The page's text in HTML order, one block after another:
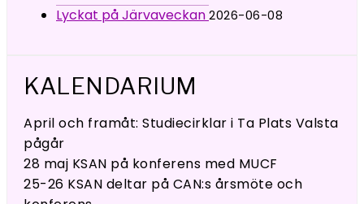
Lyckat på Järvaveckan 2026-06-08
KALENDARIUM
April och framåt: Studiecirklar i Ta Plats Valsta
pågår
28 maj KSAN på konferens med MUCF
25-26 KSAN deltar på CAN:s årsmöte och